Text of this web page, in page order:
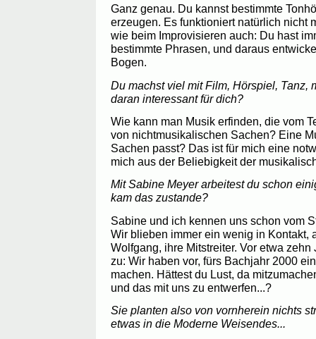
Ganz genau. Du kannst bestimmte
erzeugen. Es funktioniert natürlich nicht
wie beim Improvisieren auch: Du hast
bestimmte Phrasen, und daraus
Bogen.
Du machst viel mit Film, Hörspiel, Tanz,
daran interessant für dich?
Wie kann man Musik erfinden, die vom
von nichtmusikalischen Sachen? Eine
Sachen passt? Das ist für mich eine
mich aus der Beliebigkeit der
Mit Sabine Meyer arbeitest du schon
kam das zustande?
Sabine und ich kennen uns schon vom
Wir blieben immer ein wenig in Kontakt,
Wolfgang, ihre Mitstreiter. Vor etwa
zu: Wir haben vor, fürs Bachjahr 2000
machen. Hättest du Lust, da
und das mit uns zu entwerfen...?
Sie planten also von vornherein nichts
etwas in die Moderne Weisendes...